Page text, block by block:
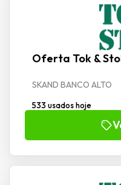
Oferta Tok &
SKAND BANCO ALTO
533 usados hoje